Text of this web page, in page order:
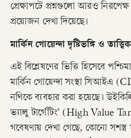
প্রেক্ষাপটে প্রশ্নগুলো আরও
প্রয়োজন দেখা দিয়েছে।
​মার্কিন গোয়েন্দা দৃষ্টিভঙ্গি ও
​এই বিশ্লেষণের ভিত্তি হিসেবে
মার্কিন গোয়েন্দা সংস্থা সিআইএ
নথিকে ব্যবহার করা হয়েছে।
ভ্যালু টার্গেটিং’ (High Value
গবেষণায় দেখা গেছে, কোনো সশস্ত্র